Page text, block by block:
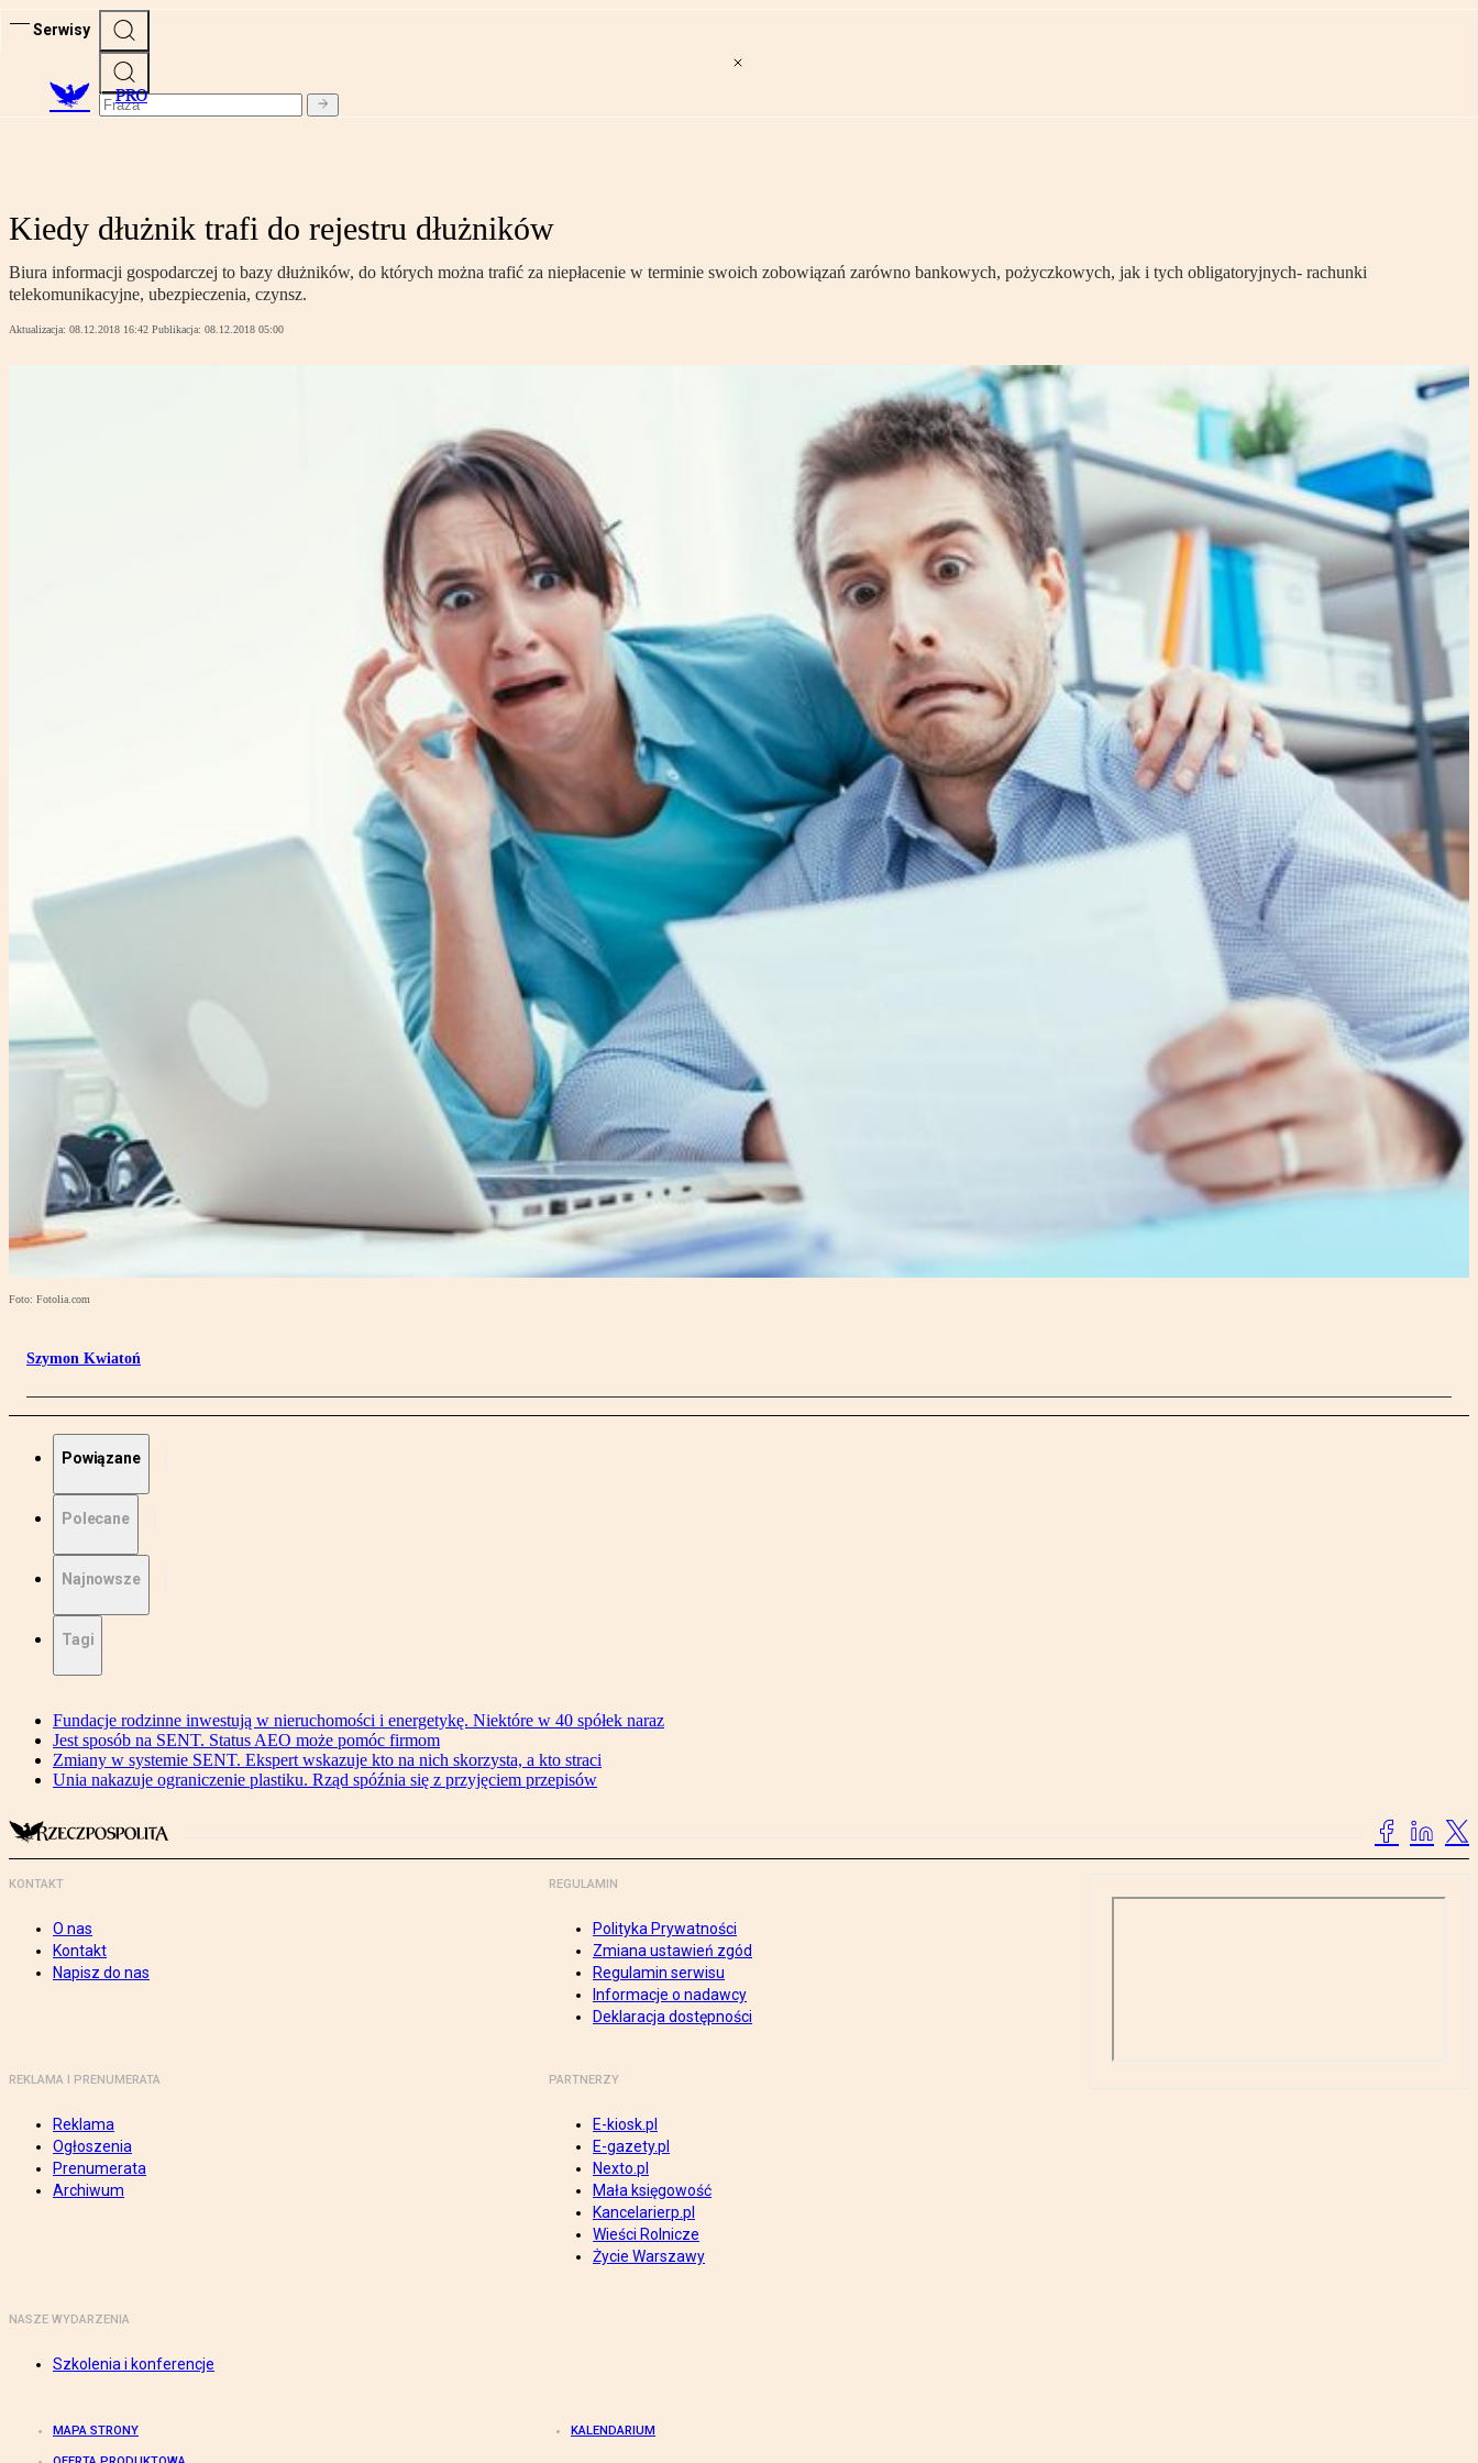
Serwisy
PRO
Kiedy dłużnik trafi do rejestru dłużników
Biura informacji gospodarczej to bazy dłużników, do których można trafić za niepłacenie w terminie swoich zobowiązań zarówno bankowych, pożyczkowych, jak i tych obligatoryjnych- rachunki
telekomunikacyjne, ubezpieczenia, czynsz.
Aktualizacja: 08.12.2018 16:42 Publikacja: 08.12.2018 05:00
Foto: Fotolia.com
Szymon Kwiatoń
Powiązane
Polecane
Najnowsze
Tagi
Fundacje rodzinne inwestują w nieruchomości i energetykę. Niektóre w 40 spółek naraz
Jest sposób na SENT. Status AEO może pomóc firmom
Zmiany w systemie SENT. Ekspert wskazuje kto na nich skorzysta, a kto straci
Unia nakazuje ograniczenie plastiku. Rząd spóźnia się z przyjęciem przepisów
KONTAKT
O nas
Kontakt
Napisz do nas
REGULAMIN
Polityka Prywatności
Zmiana ustawień zgód
Regulamin serwisu
Informacje o nadawcy
Deklaracja dostępności
REKLAMA I PRENUMERATA
Reklama
Ogłoszenia
Prenumerata
Archiwum
PARTNERZY
E-kiosk.pl
E-gazety.pl
Nexto.pl
Mała księgowość
Kancelarierp.pl
Wieści Rolnicze
Życie Warszawy
NASZE WYDARZENIA
Szkolenia i konferencje
MAPA STRONY KALENDARIUM